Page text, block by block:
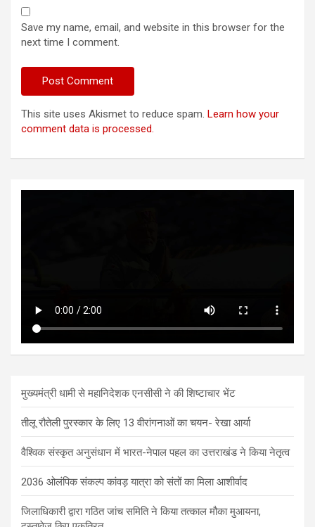
Save my name, email, and website in this browser for the
next time I comment.
This site uses Akismet to reduce spam. Learn how your
comment data is processed.
मुख्यमंत्री धामी से महानिदेशक एनसीसी ने की शिष्टाचार भेंट
तीलू रौतेली पुरस्कार के लिए 13 वीरांगनाओं का चयन- रेखा आर्या
वैश्विक संस्कृत अनुसंधान में भारत-नेपाल पहल का उत्तराखंड ने किया नेतृत्व
2036 ओलंपिक संकल्प कांवड़ यात्रा को संतों का मिला आशीर्वाद
जिलाधिकारी द्वारा गठित जांच समिति ने किया तत्काल मौका मुआयना,